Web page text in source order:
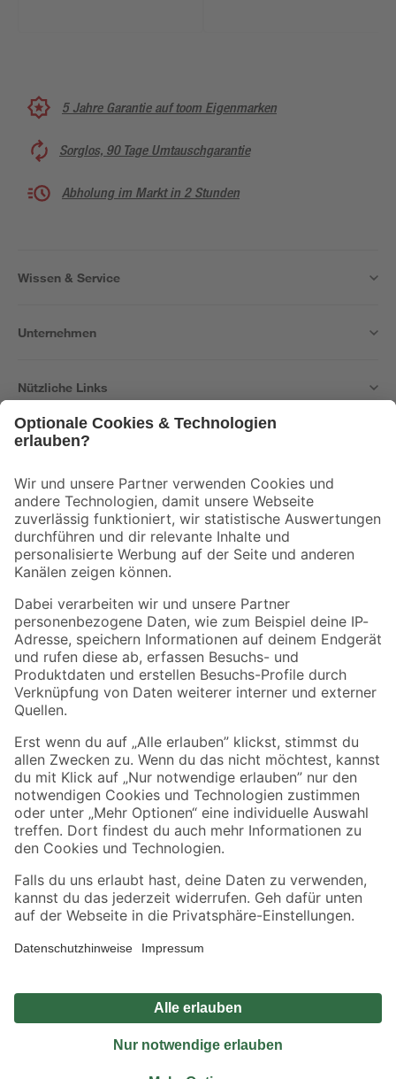
5 Jahre Garantie auf toom Eigenmarken
Sorglos, 90 Tage Umtauschgarantie
Abholung im Markt in 2 Stunden
Wissen & Service
Unternehmen
Nützliche Links
Der toom Newsletter: Keine Angebote und Aktionen mehr verpassen!
Zur Newsletter Anmeldung
Folge uns
Zahlungsarten Versandarten
Sicher einkaufen
Jetzt die toom-App herunterladen
Alle Preisangaben in EUR inkl. gesetzl. MwSt.. Die dargestellten Angebote sind unter
Umständen nicht in allen Märkten verfügbar. Die angegebenen Verfügbarkeiten beziehen
Produkte nur solange der Vorrat reicht.
*Paketversand ab 59 € versandkostenfrei, gilt nicht für Artikel mit Speditionsversand, hier
Privatsphäre Impressum
Nutzungsbedingungen
Widerrufsrecht
Vertrag widerrufen